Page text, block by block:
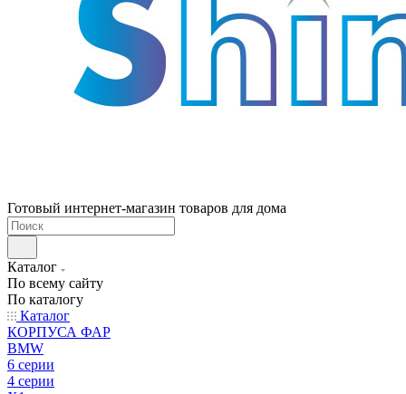
Готовый интернет-магазин товаров для дома
Каталог
По всему сайту
По каталогу
Каталог
КОРПУСА ФАР
BMW
6 серии
4 серии